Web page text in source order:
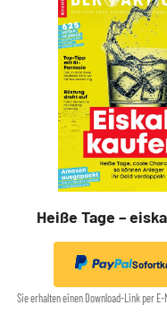
Heiße Tage –
Sie erhalten einen Download-Link per